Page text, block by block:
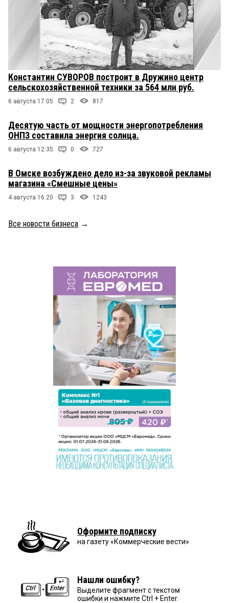
Константин СУВОРОВ построит в Дружино центр
сельскохозяйственной техники за 564 млн руб.
6 августа 17:05 2 817
Десятую часть от мощности энергопотребления
ОНПЗ составила энергия солнца.
6 августа 12:35 0 727
В Омске возбуждено дело из-за звуковой рекламы
магазина «Смешные цены»
4 августа 16:20 3 1243
Все новости бизнеса →
Оформите подписку
на газету «Коммерческие вести»
Нашли ошибку?
Выделите фрагмент с текстом
ошибки и нажмите Ctrl + Enter.